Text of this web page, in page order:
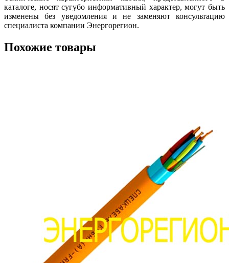
каталоге, носят сугубо информативный характер, могут быть
изменены без уведомления и не заменяют консультацию
специалиста компании Энергорегион.
Похожие товары